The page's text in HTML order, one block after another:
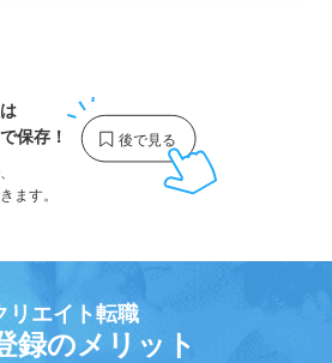
で保存！
ます。
リエイト転職
録のメリット